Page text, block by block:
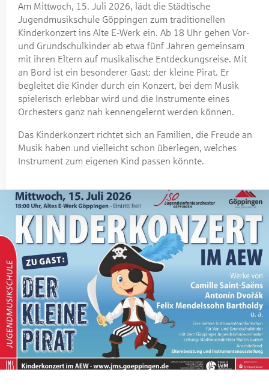
Am Mittwoch, 15. Juli 2026, lädt die Städtische
Jugendmusikschule Göppingen zum traditionellen
Kinderkonzert ins Alte E-Werk ein. Ab 18 Uhr gehen Vor-
und Grundschulkinder ab etwa fünf Jahren gemeinsam
mit ihren Eltern auf musikalische Entdeckungsreise. Mit
an Bord ist ein besonderer Gast: der kleine Pirat. Er
begleitet die Kinder durch ein Konzert, bei dem Musik
spielerisch erlebbar wird und die Instrumente eines
Orchesters ganz nah kennengelernt werden können.
Das Kinderkonzert richtet sich an Familien, die Freude an
Musik haben und vielleicht schon überlegen, welches
Instrument zum eigenen Kind passen könnte.